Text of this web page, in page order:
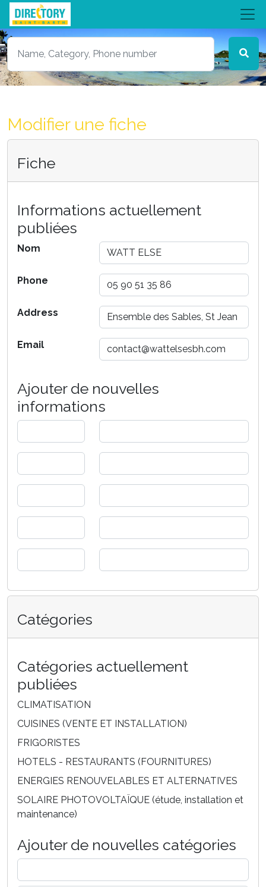
Modifier une fiche
Fiche
Informations actuellement
publiées
Nom
Phone
Address
Email
Ajouter de nouvelles
informations
Catégories
Catégories actuellement
publiées
CLIMATISATION
CUISINES (VENTE ET INSTALLATION)
FRIGORISTES
HOTELS - RESTAURANTS (FOURNITURES)
ENERGIES RENOUVELABLES ET ALTERNATIVES
SOLAIRE PHOTOVOLTAÏQUE (étude, installation et
maintenance)
Ajouter de nouvelles catégories